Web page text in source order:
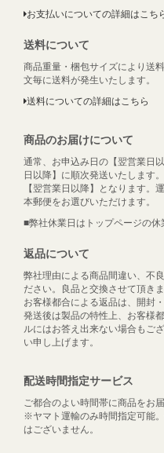
お支払いについての詳細はこち
送料について
商品重量・梱包サイズにより送
文毎に送料が発生いたします。
送料についての詳細はこちら
商品のお届けについて
通常、お申込み日の【翌営業日
日以降】に順次発送いたします
【翌営業日以降】となります。
本郵便をお選びいただけます。
■弊社休業日はトップページの休
返品について
弊社理由による商品間違い、不
ださい。良品と交換させて頂きま
お客様都合による返品は、開封
発送後は製品の特性上、お客様
ルにはお答え出来ない場合もご
い申し上げます。
配送時間指定サービス
ご都合のよい時間帯に商品をお
※ヤマト運輸のみ時間指定可能
はございません。